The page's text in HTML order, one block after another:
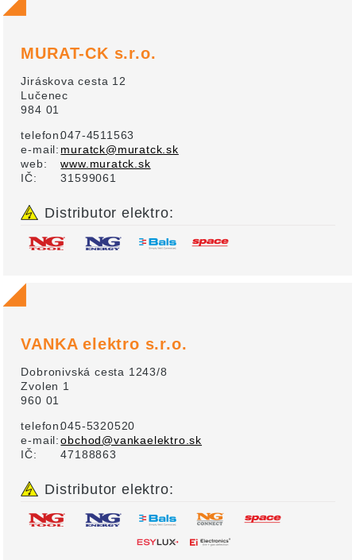
MURAT-CK s.r.o.
Jiráskova cesta 12
Lučenec
984 01
telefon:047-4511563
e-mail: muratck@muratck.sk
web:
www.muratck.sk
IČ:
31599061
Distributor elektro:
VANKA elektro s.r.o.
Dobronivská cesta 1243/8
Zvolen 1
960 01
telefon:045-5320520
e-mail: obchod@vankaelektro.sk
IČ:
47188863
Distributor elektro: